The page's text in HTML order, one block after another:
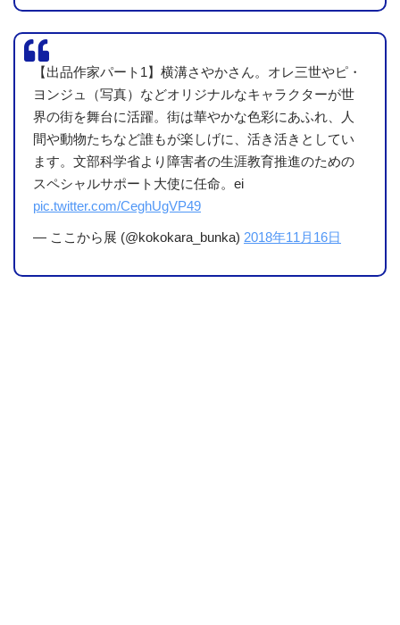
例えば、作家の情報。
「どういう創作活動をしてきたか」という情報はありまし
た。しかし知りたいのは「どんな障害なのか」という情報。
創作の背景にある障害とか本人の想いとかは絶対に必要な情
報のように私は感じるのですが。
ただし、これには1点反論(?)が。
「障害ではなく、作品自身の価値を鑑賞してほし
い」というような考え
があるのかもしれません。
品の範囲」をどこまでと考えるという事なのかなぁと。私は
【出品作家パート1】横溝さやかさん。オレ三世やピ・
ヨンジュ（写真）などオリジナルなキャラクターが世
界の街を舞台に活躍。街は華やかな色彩にあふれ、人
間や動物たちなど誰もが楽しげに、活き活きとしてい
ます。文部科学省より障害者の生涯教育推進のための
スペシャルサポート大使に任命。ei
pic.twitter.com/CeghUgVP49
— ここから展 (@kokokara_bunka) 2018年11月16日